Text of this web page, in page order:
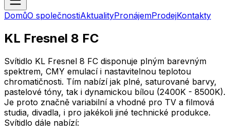
DomůO společnostiAktualityPronájemProdejKontakty
KL Fresnel 8 FC
Svítidlo KL Fresnel 8 FC disponuje plným barevným
spektrem, CMY emulací i nastavitelnou teplotou
chromatičnosti. Tím nabízí jak plné, saturované barvy,
pastelové tóny, tak i dynamickou bílou (2400K - 8500K).
Je proto značně variabilní a vhodné pro TV a filmová
studia, divadla, i pro jakékoli jiné technické produkce.
Svítidlo dále nabízí: